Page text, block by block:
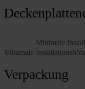
Minimale
Minimale
Verpackung